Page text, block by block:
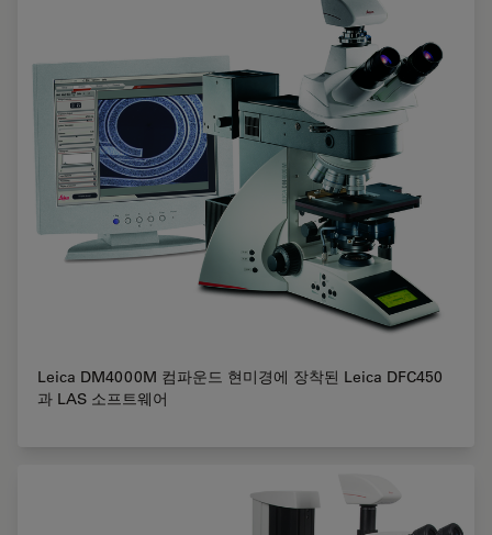
Leica DM4000M 컴파운드 현미경에 장착된 Leica DFC450
과 LAS 소프트웨어